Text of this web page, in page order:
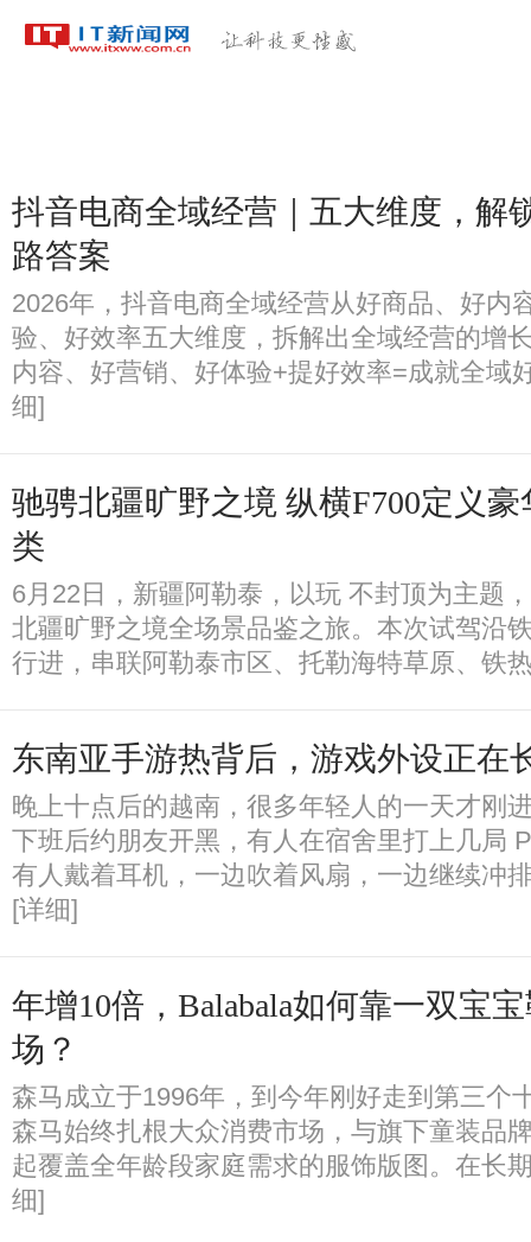
抖音电商全域经营｜五大维度，解
路答案
2026年，抖音电商全域经营从好商品、好内
验、好效率五大维度，拆解出全域经营的增
内容、好营销、好体验+提好效率=成就全域
细]
驰骋北疆旷野之境 纵横F700定义
类
6月22日，新疆阿勒泰，以玩 不封顶为主题
北疆旷野之境全场景品鉴之旅。本次试驾沿
行进，串联阿勒泰市区、托勒海特草原、铁
东南亚手游热背后，游戏外设正在
晚上十点后的越南，很多年轻人的一天才刚
下班后约朋友开黑，有人在宿舍里打上几局
有人戴着耳机，一边吹着风扇，一边继续冲
[详细]
年增10倍，Balabala如何靠一双宝
场？
森马成立于1996年，到今年刚好走到第三个
森马始终扎根大众消费市场，与旗下童装品
起覆盖全年龄段家庭需求的服饰版图。在长
细]